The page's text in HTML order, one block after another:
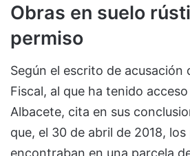
Obras en suelo
permiso
Según el escrito de acusación
Fiscal, al que ha tenido
Albacete, cita en sus
que, el 30 de abril de 2018,
encontraban en una parcela